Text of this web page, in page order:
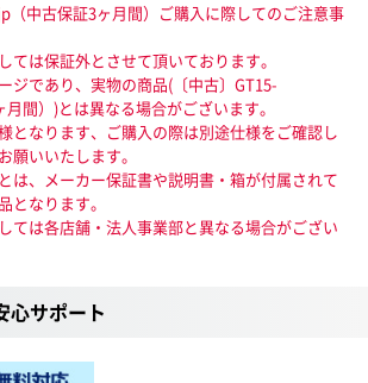
（中古保証3ヶ月間）ご購入に際してのご注意事
は保証外とさせて頂いております。
ジであり、実物の商品(〔中古〕GT15-
間）)とは異なる場合がございます。
となります、ご購入の際は別途仕様をご確認し
願いいたします。
は、メーカー保証書や説明書・箱が付属されて
となります。
ては各店舗・法人事業部と異なる場合がござい
心サポート